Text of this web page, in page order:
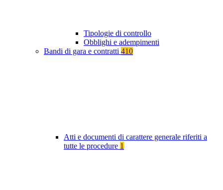
Tipologie di controllo
Obblighi e adempimenti
Bandi di gara e contratti 410
Atti e documenti di carattere generale riferiti a
tutte le procedure 1